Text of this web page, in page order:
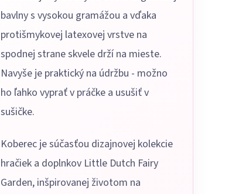
bavlny s vysokou gramážou a vďaka
protišmykovej latexovej vrstve na
spodnej strane skvele drží na mieste.
Navyše je praktický na údržbu - možno
ho ľahko vyprať v práčke a usušiť v
sušičke.
Koberec je súčasťou dizajnovej kolekcie
hračiek a doplnkov Little Dutch Fairy
Garden, inšpirovanej životom na